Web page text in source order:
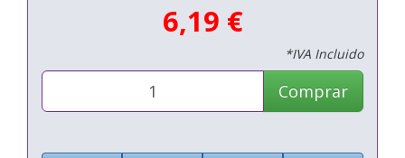
6,19 €
*IVA Incluido
Comprar